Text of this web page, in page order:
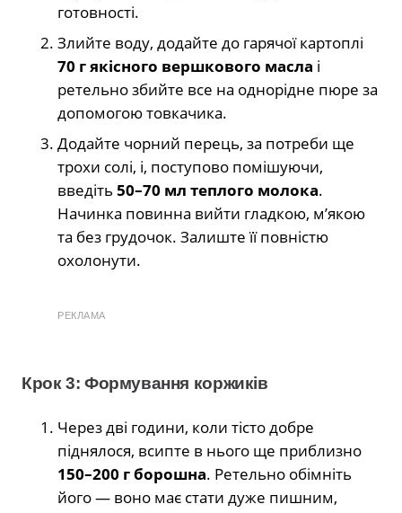
готовності.
Злийте воду, додайте до гарячої картоплі
70 г якісного вершкового масла і
ретельно збийте все на однорідне пюре за
допомогою товкачика.
Додайте чорний перець, за потреби ще
трохи солі, і, поступово помішуючи,
введіть 50–70 мл теплого молока.
Начинка повинна вийти гладкою, м’якою
та без грудочок. Залиште її повністю
охолонути.
РЕКЛАМА
Крок 3: Формування коржиків
Через дві години, коли тісто добре
піднялося, всипте в нього ще приблизно
150–200 г борошна. Ретельно обімніть
його — воно має стати дуже пишним,